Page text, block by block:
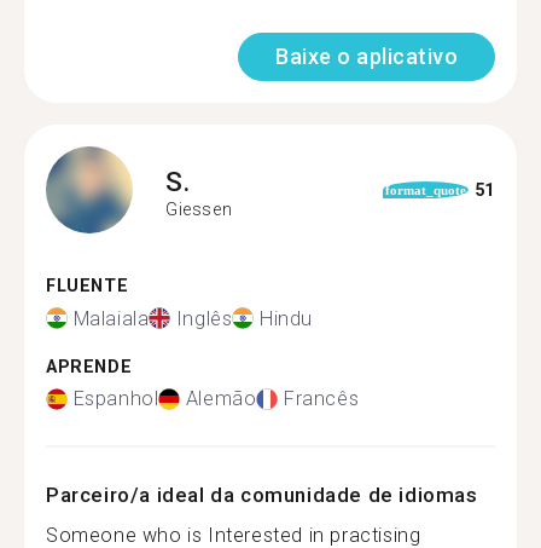
Baixe o aplicativo
S.
Giessen
format_quote 51
FLUENTE
Malaiala Inglês Hindu
APRENDE
Espanhol Alemão Francês
Parceiro/a ideal da comunidade de idiomas
Someone who is Interested in practising